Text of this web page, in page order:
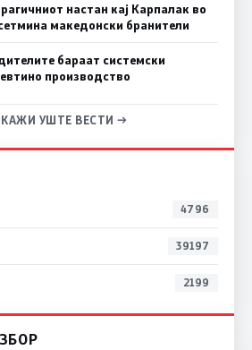
настан кај Карпалак во
македонски бранители
бараат системски
производство
УШТЕ ВЕСТИ →
4796
39197
2199